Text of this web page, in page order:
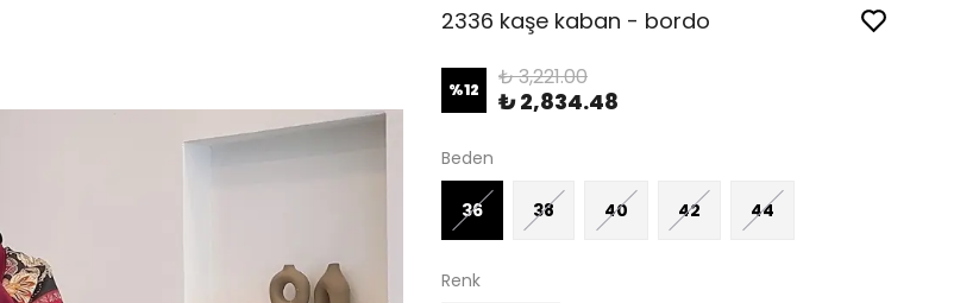
2336 kaşe kaban - bordo
%12 ₺ 3,221.00
₺ 2,834.48
Beden
36 38 40 42 44
Renk